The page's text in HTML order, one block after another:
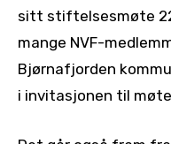
sitt stiftelsesmøte
mange NVF-
Bjørnafjorden
i invitasjonen til